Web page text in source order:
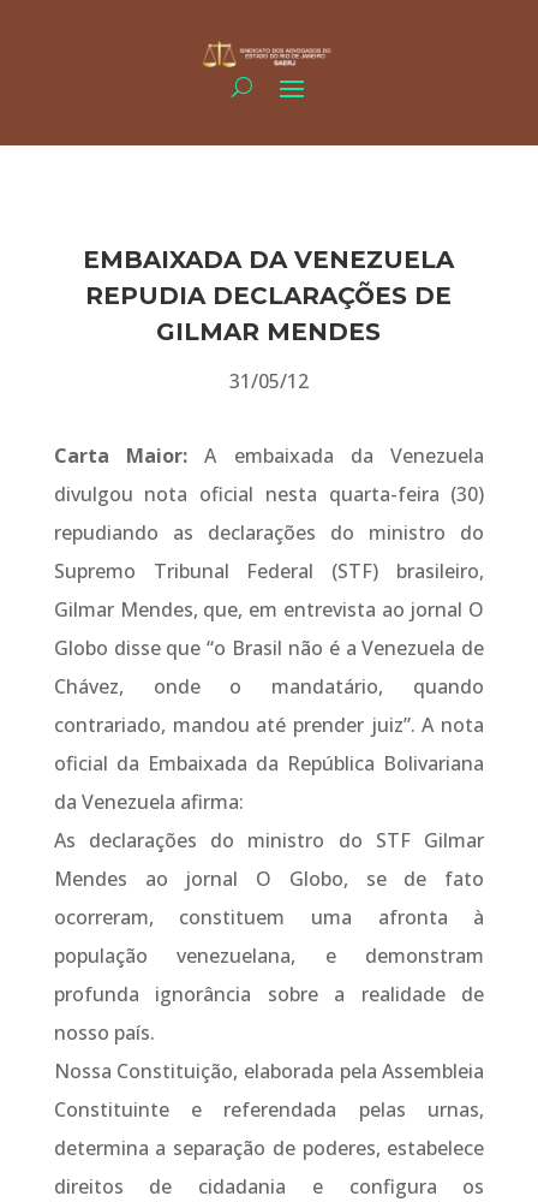
EMBAIXADA DA VENEZUELA
REPUDIA DECLARAÇÕES DE
GILMAR MENDES
31/05/12
Carta Maior:A embaixada da Venezuela
divulgou nota oficial nesta quarta-feira (30)
repudiando as declarações do ministro do
Supremo Tribunal Federal (STF) brasileiro,
Gilmar Mendes, que, em entrevista ao jornal O
Globo disse que “o Brasil não é a Venezuela de
Chávez, onde o mandatário, quando
contrariado, mandou até prender juiz”. A nota
oficial da Embaixada da República Bolivariana
da Venezuela afirma:
As declarações do ministro do STF Gilmar
Mendes ao jornal O Globo, se de fato
ocorreram, constituem uma afronta à
população venezuelana, e demonstram
profunda ignorância sobre a realidade de
nosso país.
Nossa Constituição, elaborada pela Assembleia
Constituinte e referendada pelas urnas,
determina a separação de poderes, estabelece
direitos de cidadania e configura os